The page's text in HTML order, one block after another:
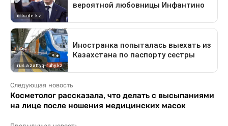
Следующая новость
Косметолог рассказала, что делать с высыпаниями
на лице после ношения медицинских масок